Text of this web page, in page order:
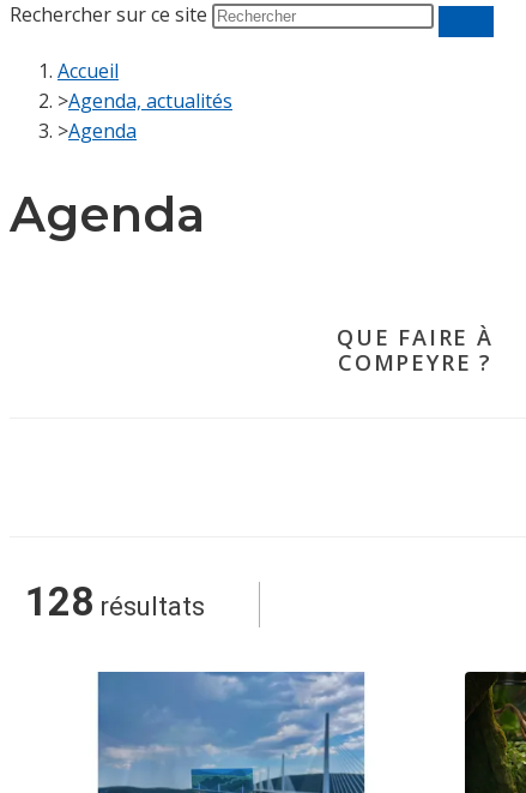
Rechercher sur ce site
Accueil
>Agenda, actualités
>Agenda
Agenda
QUE FAIRE À
COMPEYRE ?
128 résultats